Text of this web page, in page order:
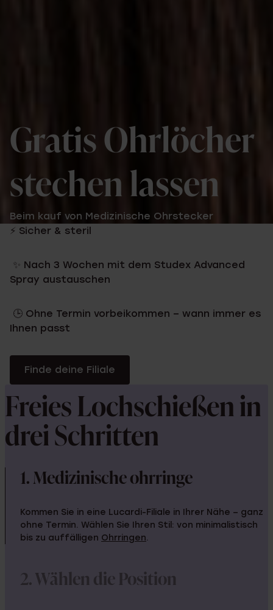
Gratis Ohrlöcher
stechen lassen
Beim kauf von Medizinische Ohrstecker
⚡ Sicher & steril
✨ Nach 3 Wochen mit dem Studex Advanced
Spray austauschen
🕒 Ohne Termin vorbeikommen – wann immer es
Ihnen passt
Finde deine Filiale
Freies Lochschießen in
drei Schritten
1. Medizinische ohrringe
Kommen Sie in eine Lucardi-Filiale in Ihrer Nähe – ganz
ohne Termin. Wählen Sie Ihren Stil: von minimalistisch
bis zu auffälligen Ohrringen.
2. Wählen die Position